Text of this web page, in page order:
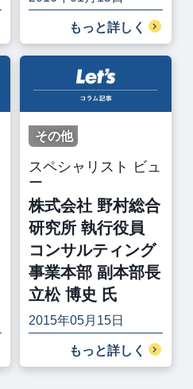
もっと詳しく
その他
スペシャリスト ビュ
ー
株式会社 野村総合
研究所 執行役員
コンサルティング
事業本部 副本部長
立松 博史 氏
2015年05月15日
もっと詳しく